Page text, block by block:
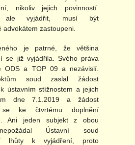
nikoliv jejich povinností.
ale vyjádřit, musí být
advokátem zastoupeni.
je patrné, že většina
se již vyjádřila. Svého práva
ODS a TOP 09 a nezávislí.
soud zaslal žádost
ústavním stížnostem a jejich
dne 7.1.2019 a žádost
ke čtvrtému doplnění
Ani jeden subjekt z obou
Ústavní soud
lhůty k vyjádření, proto